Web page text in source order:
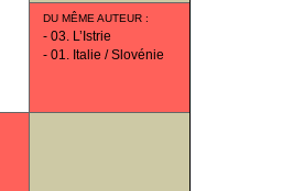
DU MÊME AUTEUR :
- 03. L’Istrie
- 01. Italie / Slovénie